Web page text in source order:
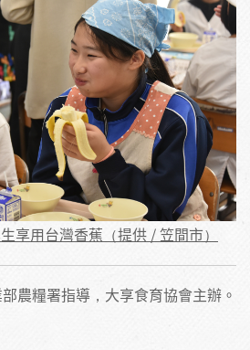
享用台灣香蕉（提供 / 笠間市）
農糧署指導，大享食育協會主辦。